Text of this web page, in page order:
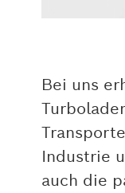
Bei uns
Industrie
auch die